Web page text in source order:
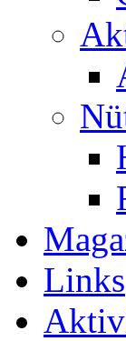
Links